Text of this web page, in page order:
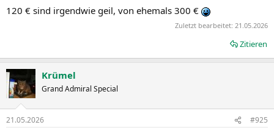
120 € sind irgendwie geil, von ehemals 300 €
Zuletzt bearbeitet: 21.05.2026
Zitieren
Krümel
Grand Admiral Special
21.05.2026 #925